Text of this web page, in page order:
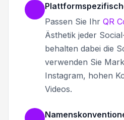
Passen Sie Ihr QR
Ästhetik jeder
behalten dabei die
verwenden Sie
Instagram, hohen
Videos.